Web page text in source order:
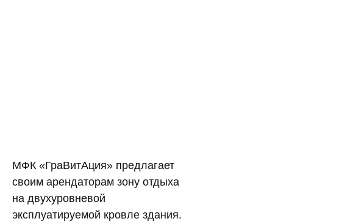
МФК «ГраВитАция» предлагает
своим арендаторам зону отдыха
на двухуровневой
эксплуатируемой кровле здания.